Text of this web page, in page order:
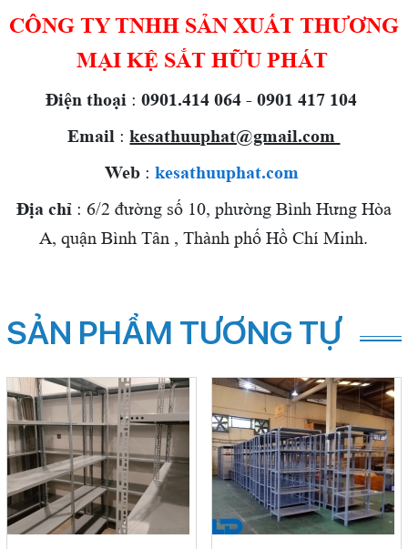
CÔNG TY TNHH SẢN XUẤT THƯƠNG
MẠI KỆ SẮT HỮU PHÁT
Điện thoại : 0901.414 064 - 0901 417 104
Email :kesathuuphat@gmail.com
Web : kesathuuphat.com
Địa chỉ : 6/2 đường số 10, phường Bình Hưng Hòa
A, quận Bình Tân , Thành phố Hồ Chí Minh.
SẢN PHẨM TƯƠNG TỰ